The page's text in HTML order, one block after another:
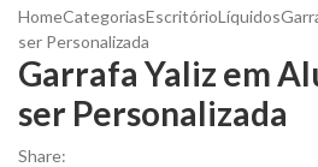
HomeCategoriasEscritórioLíquidos
ser Personalizada
Garrafa Yaliz em
ser Personalizada
Share: